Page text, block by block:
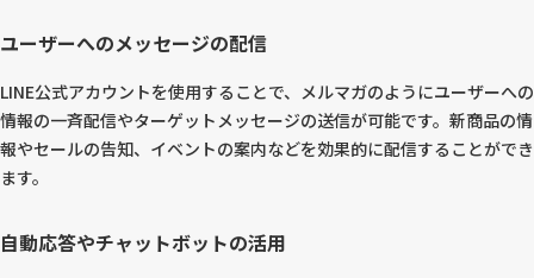
ユーザーへのメッセージの配信
LINE公式アカウントを使用することで、メルマガのようにユーザーへの
情報の一斉配信やターゲットメッセージの送信が可能です。新商品の情
報やセールの告知、イベントの案内などを効果的に配信することができ
ます。
自動応答やチャットボットの活用